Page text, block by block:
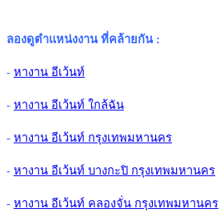
ลองดูตำแหน่งงาน ที่คล้ายกัน:
- หางาน อีเว้นท์
- หางาน อีเว้นท์ ใกล้ฉัน
- หางาน อีเว้นท์ กรุงเทพมหานคร
- หางาน อีเว้นท์ บางกะปิ กรุงเทพมหานคร
- หางาน อีเว้นท์ คลองจั่น กรุงเทพมหานคร